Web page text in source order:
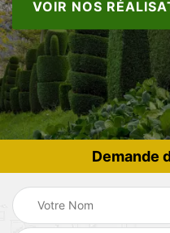
VOIR NOS
Demande